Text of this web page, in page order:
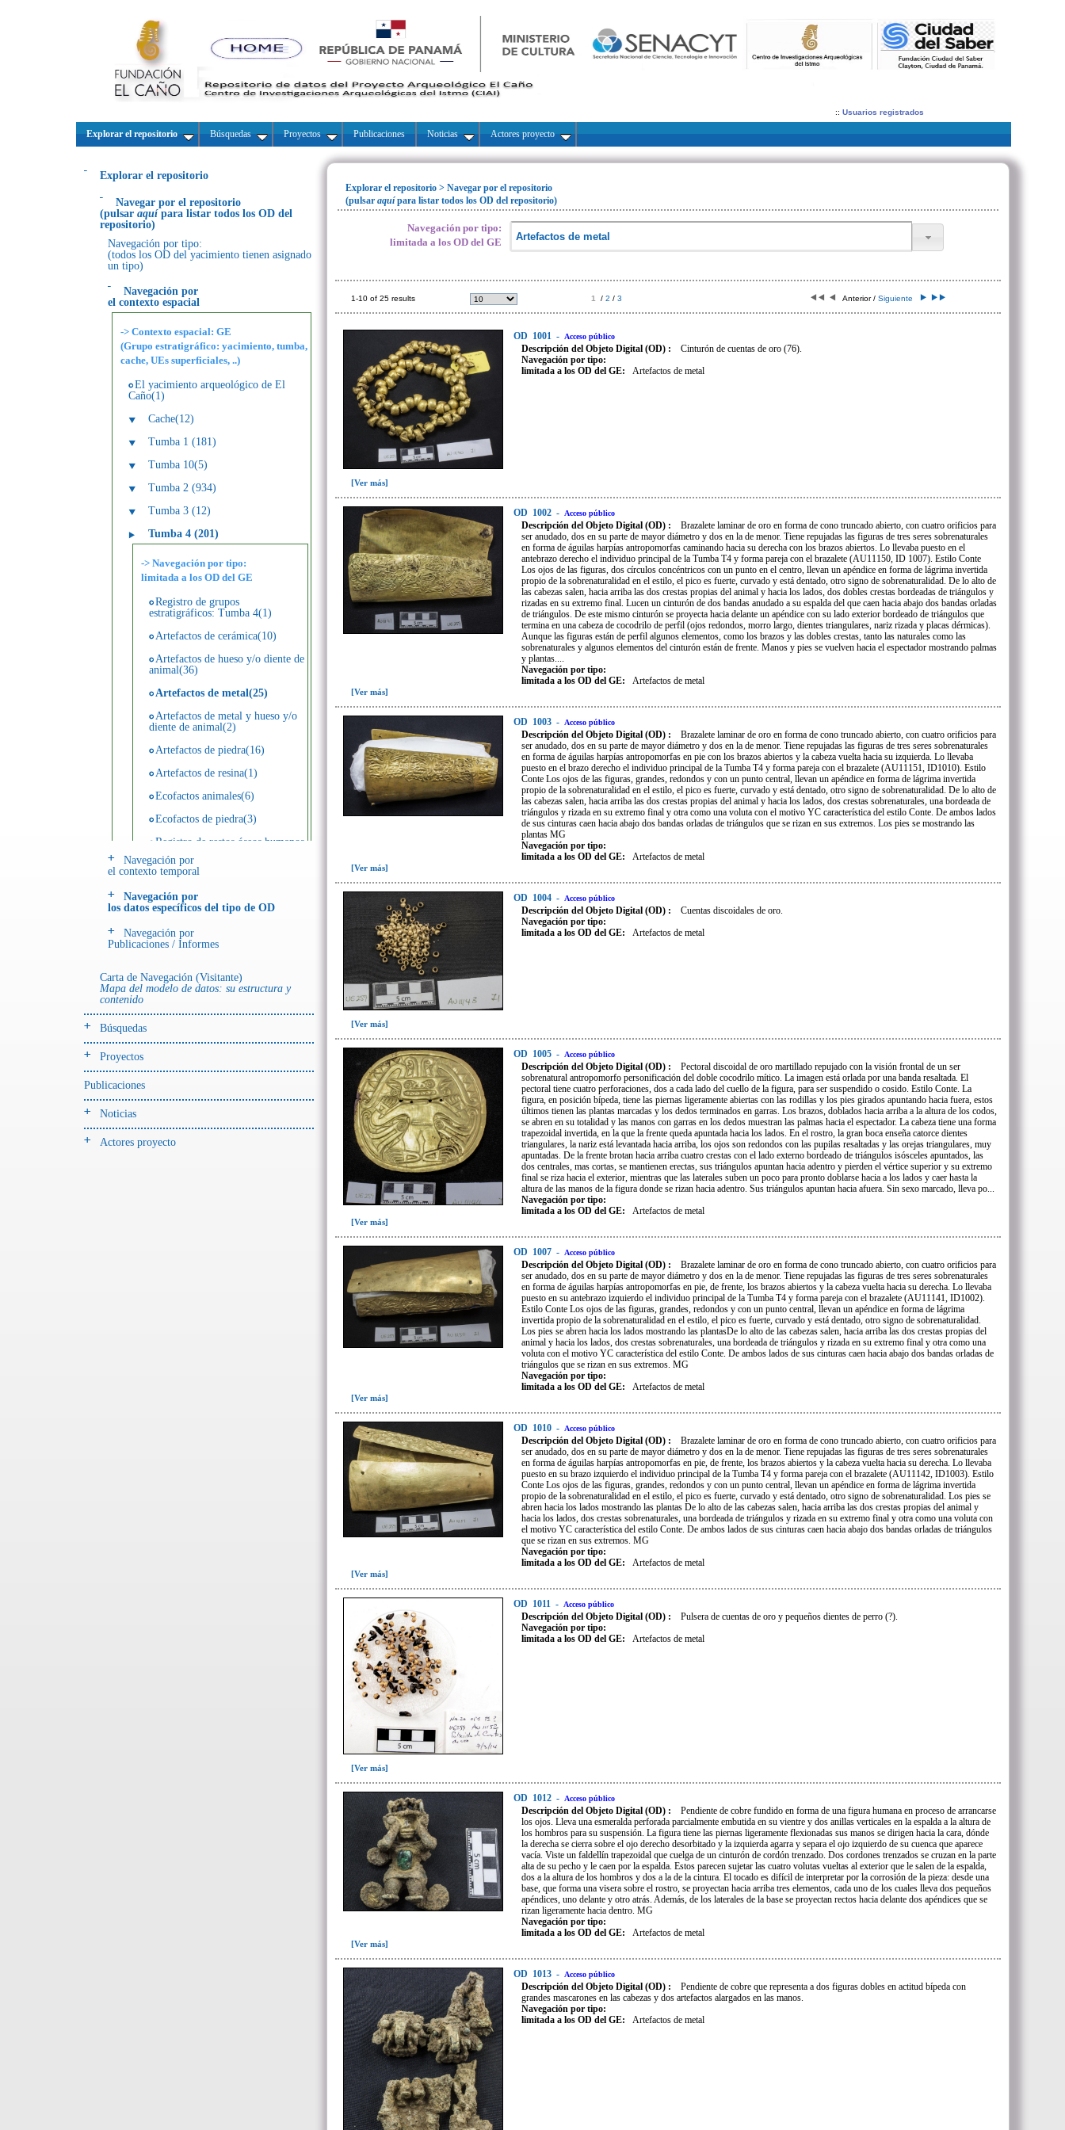
:: Usuarios registrados
Explorar el repositorio Búsquedas Proyectos Publicaciones Noticias Actores proyecto
Explorar el repositorio
Navegar por el repositorio
(pulsar aquí para listar todos los OD del
repositorio)
Navegación por tipo:
(todos los OD del yacimiento tienen asignado
un tipo)
Navegación por
el contexto espacial
-> Contexto espacial: GE
(Grupo estratigráfico: yacimiento, tumba,
cache, UEs superficiales, ..)
El yacimiento arqueológico de El
Caño(1)
Cache(12)
Tumba 1 (181)
Tumba 10(5)
Tumba 2 (934)
Tumba 3 (12)
Tumba 4 (201)
-> Navegación por tipo:
limitada a los OD del GE
Registro de grupos
estratigráficos: Tumba 4(1)
Artefactos de cerámica(10)
Artefactos de hueso y/o diente de
animal(36)
Artefactos de metal(25)
Artefactos de metal y hueso y/o
diente de animal(2)
Artefactos de piedra(16)
Artefactos de resina(1)
Ecofactos animales(6)
Ecofactos de piedra(3)
Registro de restos óseos humanos
(individuos)(32)
Registro de unidades
donde se halló el objeto
-> Hallado en UE del tipo:
Objetos clasificados según
Navegación por
el contexto temporal
Navegación por
los datos específicos del tipo de OD
Navegación por
Publicaciones / Informes
Carta de Navegación (Visitante)
Mapa del modelo de datos: su estructura y
contenido
Búsquedas
Proyectos
Publicaciones
Noticias
Actores proyecto
Explorar el repositorio > Navegar por el repositorio
(pulsar aquípara listar todos los OD del repositorio)
Navegación por tipo:
limitada a los OD del GE
1-10 of 25 results 1 / 2 / 3 Anterior / Siguiente
OD 1001 - Acceso público
Descripción del Objeto Digital (OD) :
Cinturón de cuentas de oro (76).
Navegación por tipo:
limitada a los OD del GE:
Artefactos de metal
[Ver más]
OD 1002 - Acceso público
Descripción del Objeto Digital (OD) :
Brazalete laminar de oro en forma de cono truncado abierto, con cuatro orificios para
ser anudado, dos en su parte de mayor diámetro y dos en la de menor. Tiene repujadas las figuras de tres seres sobrenaturales
en forma de águilas harpías antropomorfas caminando hacia su derecha con los brazos abiertos. Lo llevaba puesto en el
antebrazo derecho el individuo principal de la Tumba T4 y forma pareja con el brazalete (AU11150, ID 1007). Estilo Conte
Los ojos de las figuras, dos círculos concéntricos con un punto en el centro, llevan un apéndice en forma de lágrima invertida
propio de la sobrenaturalidad en el estilo, el pico es fuerte, curvado y está dentado, otro signo de sobrenaturalidad. De lo alto de
las cabezas salen, hacia arriba las dos crestas propias del animal y hacia los lados, dos dobles crestas bordeadas de triángulos y
rizadas en su extremo final. Lucen un cinturón de dos bandas anudado a su espalda del que caen hacia abajo dos bandas orladas
de triángulos. De este mismo cinturón se proyecta hacia delante un apéndice con su lado exterior bordeado de triángulos que
termina en una cabeza de cocodrilo de perfil (ojos redondos, morro largo, dientes triangulares, nariz rizada y placas dérmicas).
Aunque las figuras están de perfil algunos elementos, como los brazos y las dobles crestas, tanto las naturales como las
sobrenaturales y algunos elementos del cinturón están de frente. Manos y pies se vuelven hacia el espectador mostrando palmas
y plantas....
Navegación por tipo:
limitada a los OD del GE:
Artefactos de metal
[Ver más]
OD 1003 - Acceso público
Descripción del Objeto Digital (OD) :
Brazalete laminar de oro en forma de cono truncado abierto, con cuatro orificios para
ser anudado, dos en su parte de mayor diámetro y dos en la de menor. Tiene repujadas las figuras de tres seres sobrenaturales
en forma de águilas harpías antropomorfas en pie con los brazos abiertos y la cabeza vuelta hacia su izquierda. Lo llevaba
puesto en el brazo derecho el individuo principal de la Tumba T4 y forma pareja con el brazalete (AU11151, ID1010). Estilo
Conte Los ojos de las figuras, grandes, redondos y con un punto central, llevan un apéndice en forma de lágrima invertida
propio de la sobrenaturalidad en el estilo, el pico es fuerte, curvado y está dentado, otro signo de sobrenaturalidad. De lo alto de
las cabezas salen, hacia arriba las dos crestas propias del animal y hacia los lados, dos crestas sobrenaturales, una bordeada de
triángulos y rizada en su extremo final y otra como una voluta con el motivo YC característica del estilo Conte. De ambos lados
de sus cinturas caen hacia abajo dos bandas orladas de triángulos que se rizan en sus extremos. Los pies se mostrando las
plantas MG
Navegación por tipo:
limitada a los OD del GE:
Artefactos de metal
[Ver más]
OD 1004 - Acceso público
Descripción del Objeto Digital (OD) :
Cuentas discoidales de oro.
Navegación por tipo:
limitada a los OD del GE:
Artefactos de metal
[Ver más]
OD 1005 - Acceso público
Descripción del Objeto Digital (OD) :
Pectoral discoidal de oro martillado repujado con la visión frontal de un ser
sobrenatural antropomorfo personificación del doble cocodrilo mítico. La imagen está orlada por una banda resaltada. El
pectoral tiene cuatro perforaciones, dos a cada lado del cuello de la figura, para ser suspendido o cosido. Estilo Conte. La
figura, en posición bípeda, tiene las piernas ligeramente abiertas con las rodillas y los pies girados apuntando hacia fuera, estos
últimos tienen las plantas marcadas y los dedos terminados en garras. Los brazos, doblados hacia arriba a la altura de los codos,
se abren en su totalidad y las manos con garras en los dedos muestran las palmas hacia el espectador. La cabeza tiene una forma
trapezoidal invertida, en la que la frente queda apuntada hacia los lados. En el rostro, la gran boca enseña catorce dientes
triangulares, la nariz está levantada hacia arriba, los ojos son redondos con las pupilas resaltadas y las orejas triangulares, muy
apuntadas. De la frente brotan hacia arriba cuatro crestas con el lado externo bordeado de triángulos isósceles apuntados, las
dos centrales, mas cortas, se mantienen erectas, sus triángulos apuntan hacia adentro y pierden el vértice superior y su extremo
final se riza hacia el exterior, mientras que las laterales suben un poco para pronto doblarse hacia a los lados y caer hasta la
altura de las manos de la figura donde se rizan hacia adentro. Sus triángulos apuntan hacia afuera. Sin sexo marcado, lleva po...
Navegación por tipo:
limitada a los OD del GE:
Artefactos de metal
[Ver más]
OD 1007 - Acceso público
Descripción del Objeto Digital (OD) :
Brazalete laminar de oro en forma de cono truncado abierto, con cuatro orificios para
ser anudado, dos en su parte de mayor diámetro y dos en la de menor. Tiene repujadas las figuras de tres seres sobrenaturales
en forma de águilas harpías antropomorfas en pie, de frente, los brazos abiertos y la cabeza vuelta hacia su derecha. Lo llevaba
puesto en su antebrazo izquierdo el individuo principal de la Tumba T4 y forma pareja con el brazalete (AU11141, ID1002).
Estilo Conte Los ojos de las figuras, grandes, redondos y con un punto central, llevan un apéndice en forma de lágrima
invertida propio de la sobrenaturalidad en el estilo, el pico es fuerte, curvado y está dentado, otro signo de sobrenaturalidad.
Los pies se abren hacia los lados mostrando las plantasDe lo alto de las cabezas salen, hacia arriba las dos crestas propias del
animal y hacia los lados, dos crestas sobrenaturales, una bordeada de triángulos y rizada en su extremo final y otra como una
voluta con el motivo YC característica del estilo Conte. De ambos lados de sus cinturas caen hacia abajo dos bandas orladas de
triángulos que se rizan en sus extremos. MG
Navegación por tipo:
limitada a los OD del GE:
Artefactos de metal
[Ver más]
OD 1010 - Acceso público
Descripción del Objeto Digital (OD) :
Brazalete laminar de oro en forma de cono truncado abierto, con cuatro orificios para
ser anudado, dos en su parte de mayor diámetro y dos en la de menor. Tiene repujadas las figuras de tres seres sobrenaturales
en forma de águilas harpías antropomorfas en pie, de frente, los brazos abiertos y la cabeza vuelta hacia su derecha. Lo llevaba
puesto en su brazo izquierdo el individuo principal de la Tumba T4 y forma pareja con el brazalete (AU11142, ID1003). Estilo
Conte Los ojos de las figuras, grandes, redondos y con un punto central, llevan un apéndice en forma de lágrima invertida
propio de la sobrenaturalidad en el estilo, el pico es fuerte, curvado y está dentado, otro signo de sobrenaturalidad. Los pies se
abren hacia los lados mostrando las plantas De lo alto de las cabezas salen, hacia arriba las dos crestas propias del animal y
hacia los lados, dos crestas sobrenaturales, una bordeada de triángulos y rizada en su extremo final y otra como una voluta con
el motivo YC característica del estilo Conte. De ambos lados de sus cinturas caen hacia abajo dos bandas orladas de triángulos
que se rizan en sus extremos. MG
Navegación por tipo:
limitada a los OD del GE:
Artefactos de metal
[Ver más]
OD 1011 - Acceso público
Descripción del Objeto Digital (OD) :
Pulsera de cuentas de oro y pequeños dientes de perro (?).
Navegación por tipo:
limitada a los OD del GE:
Artefactos de metal
[Ver más]
OD 1012 - Acceso público
Descripción del Objeto Digital (OD) :
Pendiente de cobre fundido en forma de una figura humana en proceso de arrancarse
los ojos. Lleva una esmeralda perforada parcialmente embutida en su vientre y dos anillas verticales en la espalda a la altura de
los hombros para su suspensión. La figura tiene las piernas ligeramente flexionadas sus manos se dirigen hacia la cara, dónde
la derecha se cierra sobre el ojo derecho desorbitado y la izquierda agarra y separa el ojo izquierdo de su cuenca que aparece
vacía. Viste un faldellín trapezoidal que cuelga de un cinturón de cordón trenzado. Dos cordones trenzados se cruzan en la parte
alta de su pecho y le caen por la espalda. Estos parecen sujetar las cuatro volutas vueltas al exterior que le salen de la espalda,
dos a la altura de los hombros y dos a la de la cintura. El tocado es difícil de interpretar por la corrosión de la pieza: desde una
base, que forma una visera sobre el rostro, se proyectan hacia arriba tres elementos, cada uno de los cuales lleva dos pequeños
apéndices, uno delante y otro atrás. Además, de los laterales de la base se proyectan rectos hacia delante dos apéndices que se
rizan ligeramente hacia dentro. MG
Navegación por tipo:
limitada a los OD del GE:
Artefactos de metal
[Ver más]
OD 1013 - Acceso público
Descripción del Objeto Digital (OD) :
Pendiente de cobre que representa a dos figuras dobles en actitud bípeda con
grandes mascarones en las cabezas y dos artefactos alargados en las manos.
Navegación por tipo:
limitada a los OD del GE:
Artefactos de metal